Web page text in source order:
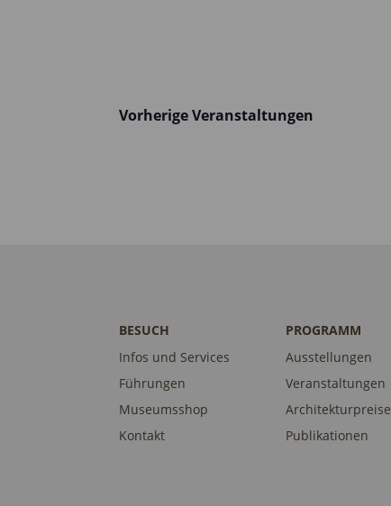
VorherigeVeranstaltungen
BESUCH
Infos und Services
Führungen
Museumsshop
Kontakt
PROGRAMM
Ausstellungen
Veranstaltungen
Architekturpreise
Publikationen